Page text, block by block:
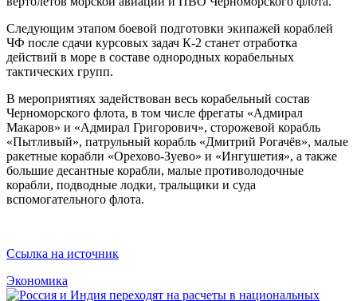
Следующим этапом боевой подготовки экипажей кораблей
ЧФ после сдачи курсовых задач К-2 станет отработка
действий в море в составе однородных корабельных
тактических групп.
В мероприятиях задействован весь корабельный состав
Черноморского флота, в том числе фрегаты «Адмирал
Макаров» и «Адмирал Григорович», сторожевой корабль
«Пытливый», патрульный корабль «Дмитрий Рогачёв», малые
ракетные корабли «Орехово-Зуево» и «Ингушетия», а также
большие десантные корабли, малые противолодочные
корабли, подводные лодки, тральщики и суда
вспомогательного флота.
Ссылка на источник
Экономика